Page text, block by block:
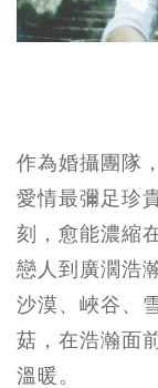
作為婚攝團隊
愛情最彌足珍
刻，愈能濃縮
戀人到廣濶浩
沙漠、峽谷、
菇，在浩瀚面
溫暖。